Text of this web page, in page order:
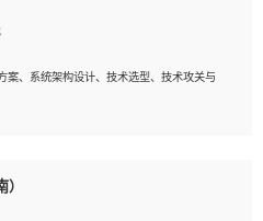
件使用、熟悉后端开发、测试、调试流程
受和掌握新技术，学习能力和工作责任心
。
案、系统架构设计、技术选型、技术攻关与